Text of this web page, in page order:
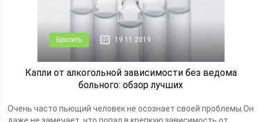
Бросить 19.11.2019
Капли от алкогольной зависимости без ведома
больного: обзор лучших
Очень часто пьющий человек не осознает своей проблемы.Он